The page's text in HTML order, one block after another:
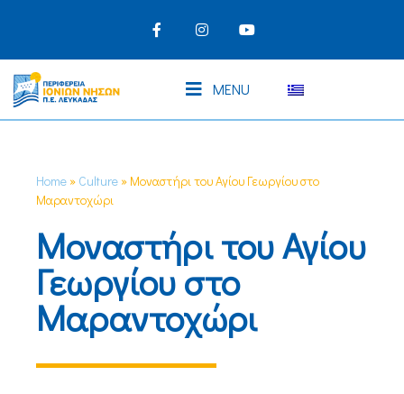
MENU
Home » Culture » Μοναστήρι του Αγίου Γεωργίου στο
Μαραντοχώρι
Μοναστήρι του Αγίου
Γεωργίου στο
Μαραντοχώρι